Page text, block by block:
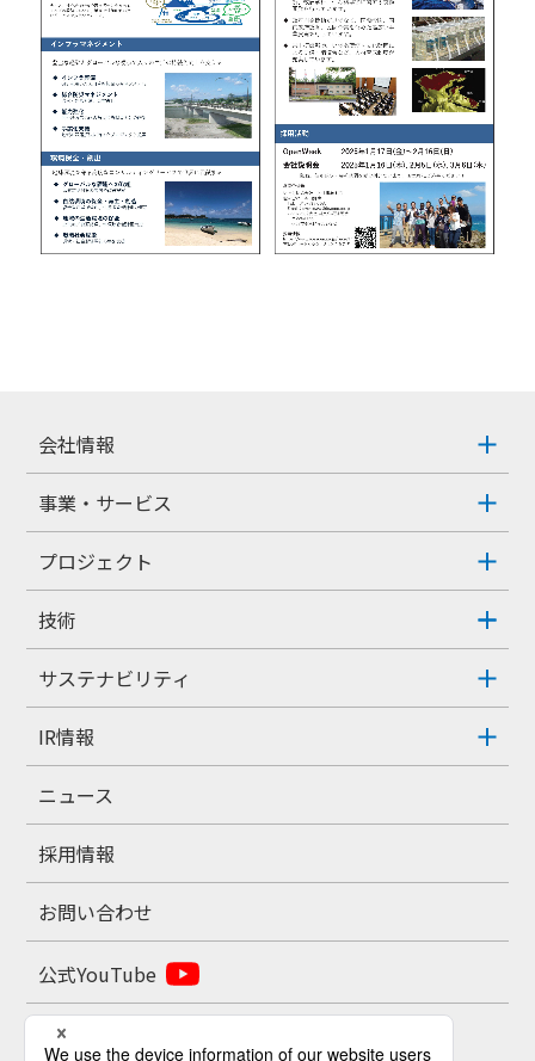
会社情報
事業・サービス
プロジェクト
技術
サステナビリティ
IR情報
ニュース
採用情報
お問い合わせ
公式YouTube
公式X